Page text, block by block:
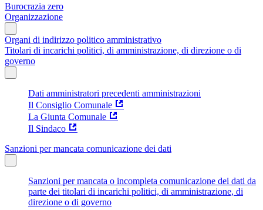
Burocrazia zero
Organizzazione
Organi di indirizzo politico amministrativo
Titolari di incarichi politici, di amministrazione, di direzione o di
governo
Dati amministratori precedenti amministrazioni
Il Consiglio Comunale
La Giunta Comunale
Il Sindaco
Sanzioni per mancata comunicazione dei dati
Sanzioni per mancata o incompleta comunicazione dei dati da
parte dei titolari di incarichi politici, di amministrazione, di
direzione o di governo